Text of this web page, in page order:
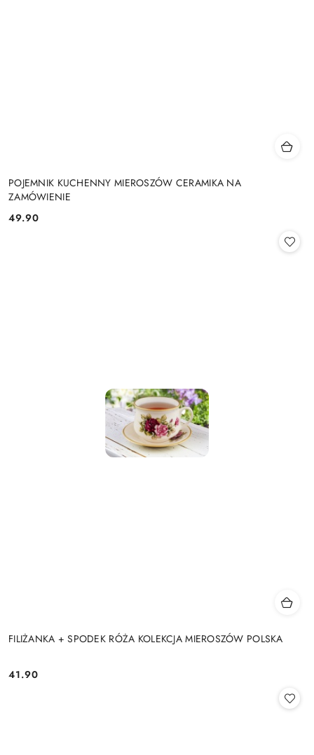
POJEMNIK KUCHENNY MIEROSZÓW CERAMIKA NA
ZAMÓWIENIE
Cena:
49.90
FILIŻANKA + SPODEK RÓŻA KOLEKCJA MIEROSZÓW POLSKA
Cena:
41.90